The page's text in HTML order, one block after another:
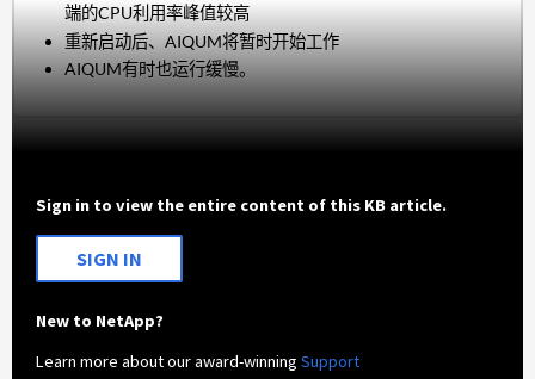
端的CPU利用率峰值较高
重新启动后、AIQUM将暂时开始工作
AIQUM有时也运行缓慢。
Sign in to view the entire content of this KB article.
SIGN IN
New to NetApp?
Learn more about our award-winningSupport